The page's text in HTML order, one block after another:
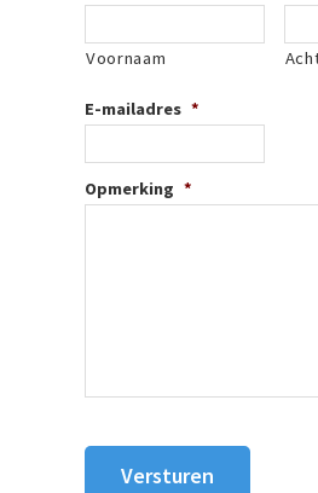
Voornaam
E-mailadres *
Opmerking *